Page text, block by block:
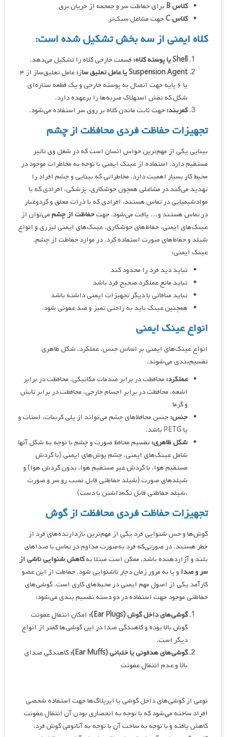
کلاس
برای حفاظت سر و جمجمه از جریان برق
کلاس
جهت مشاغل سبک‌تر
کلاه ایمنی از سه بخش تشکیل شده است:
Shellیا پوسته کلاه: قسمت خارجی کلاه را تشکیل می‌دهد.
Suspension Agentیا عامل تعلیق ساز:
عامل تعلیق‌ساز از ۴
یا ۶ پایه جهت اتصال به پوسته خارجی و یک قطعه ستاره‌ای
شکل که نقش استهلاک ضربه‌ها را برعهده دارد.
کمربند: جهت ثابت ماندن کلاه بر روی سر استفاده می‌شود.
تجهیزات حفاظت فردی محافظت از چشم
بینایی یکی از مهم‌ترین حواس انسان است که در شغل وی تاثیر
مستقیم دارد. استفاده از عینک ایمنی با توجه به مخاطرات موجود در
محیط کار بسیار اهمیت دارد. مخاطراتی که بینایی و چشم افراد را
تهدید می‌کند در مشاغلی همچون جوشکاری، پزشکی، افرادی که با
موادشیمیایی در تماس هستند، افرادی که با ذرات معلق و گردوغبار
در تماس هستند و… یافت می‌شود. جهتحفاظت از چشممی‌توان از
عینک‌های ایمنی، حفاظ‌های جوشکاری، عینک‌های ایمنی لیزری و انواع
شیلد و حفاظ‌های صورت استفاده کرد. در موارد حفاظت از چشم،
عینک ایمنی:
نباید دید فرد را محدود کند
نباید مانع عملکرد صحیح فرد باشد
نباید منافاتی با دیگر تجهیزات ایمنی داشته باشد
همچنین عینک باید به راحتی تمیز و ضد عفونی شود.
انواع عینک ایمنی
انواع عینک‌های ایمنی بر اساس جنس، عملکرد، شکل ظاهری
تقسیم‌بندی می‌شوند.
عملکرد: محافظت در برابر صدمات مکانیکی، محافظت در برابر
اشعه، محافظت در برابر اجسام خارجی، محافظت در برابر تابش
و گرما
جنس: جنس محافظ‌های چشم می‌تواند از پلی کربنات، استات و
یا PETG باشد.
شکل ظاهری:تقسیم محافظ صورت و چشم با توجه به شکل آنها
شامل عینک‌های ایمنی، چشم پوش‌های ایمنی (با گردش
مستقیم هوا، با گردش غیر مستقیم هوا، بدون گردش هوا) و
شیلدهای صورت (شیلد حفاظتی قابل نصب رو سر و صورت
،شیلد حفاظتی قابل نگه‌داشتن با دست)
تجهیزات حفاظت فردی محافظت از گوش
گوش‌ها و حس شنوایی فرد یکی از مهم‌ترین بازدارنده‌های فرد از
خطر هستند. در صورتی‌که فرد به‌صورت مداوم در تماس با صداهای
بلند و آزاردهنده باشد، ممکن است مبتلا بهکاهش شنوایی ناشی از
سر و صدا و یا به مرور زمان دچار ناشنوایی شود. حفاظت از این عضو
کارآمد یکی از اصول مهم ایمنی در محیط‌های کاری است. گوشی‌های
حفاظتی موجود جهت استفاده در دو دسته تقسیم بندی می‌شود:
گوشی‌های داخل گوش(Ear Plugs)
: امکان انتقال عفونت
گوش بالا بوده و کاهندگی صدا در این گوشی‌ها کمتر از انواع
دیگر است.
گوشی‌های هدفونی یا خلبانی(Ear Muffs)
:کاهندگی صدای
بالا و عدم انتقال عفونت
نوعی از گوشی‌های داخل گوشی یا ایرپلاگ‌ها جهت استفاده شخصی
افراد ساخته می‌شود که با توجه به انحصاری بودن آن انتقال عفونت
کاهش یافته و با توجه به ساخت آن با توجه به آناتومی گوش فرد،